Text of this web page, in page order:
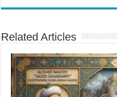
Related Articles